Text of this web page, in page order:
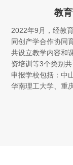
教
2022年9月，经教
同创产学合作协同
共设立教学内容和
资培训等3个类别
申报学校包括：中
华南理工大学、重